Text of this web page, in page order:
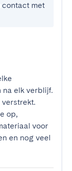
contact met
elk verblijf.
op,
voor
en nog veel